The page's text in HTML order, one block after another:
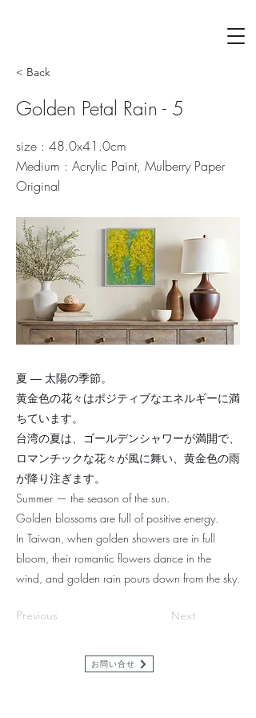
< Back
Golden Petal Rain - 5
size : 48.0x41.0cm
Medium : Acrylic Paint, Mulberry Paper
Original
夏 ― 太陽の季節。
黄金色の花々はポジティブなエネルギーに満
ちています。
台湾の夏は、ゴールデンシャワーが満開で、
ロマンチックな花々が風に舞い、黄金色の雨
が降り注ぎます。
Summer — the season of the sun.
Golden blossoms are full of positive energy.
In Taiwan, when golden showers are in full
bloom, their romantic flowers dance in the
wind, and golden rain pours down from the sky.
Previous Next
お問い合せ